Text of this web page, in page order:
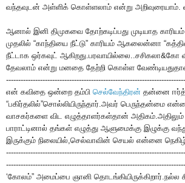
வந்தவுடன் அள்ளிக் கொள்ளலாம் என்று அறிவுரையாம்.
ஆனால் இனி திமுகவை தோற்கடிப்பது முடியாத
முதலில் “காந்தியை நீட்டு” காரியம் ஆகலைன்னா
நீட்டாக ஒர்கவுட் ஆகிறது.பரவாயில்லை..சசிகலா&கோ
தேவலாம் என்று மனதை தேற்றி கொள்ள
என் கவிதை ஒன்றை தம்பி செல்வேந்திரன் தன்னை
“பகிர்தலில்”சொல்லியிருந்தார்.அவர் பெருந்தன்மை
வாசகர்களை விட எழுத்தாளர்கள்தான் அதிகம்.அதிலும்
பாராட்டினால் தங்கள் எழுத்து ஆளுமைக்கு இழுக்கு
இருக்கும் நிலையில்,செல்வாவின் செயல் என்னை
‘கோலம்” அமைப்பை ஞானி தொடங்கியிருக்கிறார்.நல்ல